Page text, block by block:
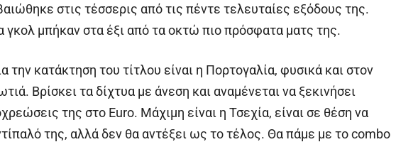
στις τέσσερις από τις πέντε τελευταίες εξόδους της.
γκολ μπήκαν στα έξι από τα οκτώ πιο πρόσφατα ματς της.
την κατάκτηση του τίτλου είναι η Πορτογαλία, φυσικά και στον
Βρίσκει τα δίχτυα με άνεση και αναμένεται να ξεκινήσει
της στο Euro. Μάχιμη είναι η Τσεχία, είναι σε θέση να
της, αλλά δεν θα αντέξει ως το τέλος. Θα πάμε με το combo